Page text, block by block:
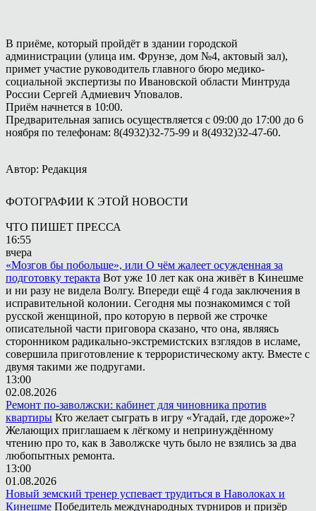
В приёме, который пройдёт в здании городской
администрации (улица им. Фрунзе, дом №4, актовый зал),
примет участие руководитель главного бюро медико-
социальной экспертизы по Ивановской области Минтруда
России Сергей Адмиевич Уповалов.
Приём начнется в 10:00.
Предварительная запись осуществляется с 09:00 до 17:00 до 6
ноября по телефонам: 8(4932)32-75-99 и 8(4932)32-47-60.
Автор: Редакция
ФОТОГРАФИИ К ЭТОЙ НОВОСТИ
ЧТО ПИШЕТ ПРЕССА
16:55
вчера
«Мозгов бы побольше», или О чём жалеет осужденная за
подготовку теракта Вот уже 10 лет как она живёт в Кинешме
и ни разу не видела Волгу. Впереди ещё 4 года заключения в
исправительной колонии. Сегодня мы познакомимся с той
русской женщиной, про которую в первой же строчке
описательной части приговора сказано, что она, являясь
сторонником радикально-экстремистских взглядов в исламе,
совершила приготовление к террористическому акту. Вместе с
двумя такими же подругами.
13:00
02.08.2026
Ремонт по-заволжски: кабинет для чиновника против
квартиры Кто желает сыграть в игру «Угадай, где дороже»?
Желающих приглашаем к лёгкому и непринуждённому
чтению про то, как в Заволжске чуть было не взялись за два
любопытных ремонта.
13:00
01.08.2026
Новый земский тренер успевает трудиться в Наволоках и
Кинешме Победитель международных турниров и призёр